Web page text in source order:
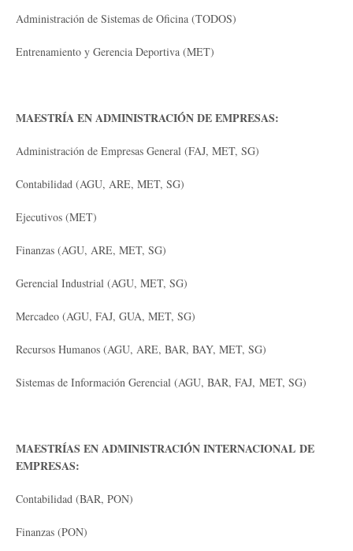
Administración de Sistemas de Oficina (TODOS)
Entrenamiento y Gerencia Deportiva (MET)
MAESTRÍA EN ADMINISTRACIÓN DE EMPRESAS:
Administración de Empresas General (FAJ, MET, SG)
Contabilidad (AGU, ARE, MET, SG)
Ejecutivos (MET)
Finanzas (AGU, ARE, MET, SG)
Gerencial Industrial (AGU, MET, SG)
Mercadeo (AGU, FAJ, GUA, MET, SG)
Recursos Humanos (AGU, ARE, BAR, BAY, MET, SG)
Sistemas de Información Gerencial (AGU, BAR, FAJ, MET, SG)
MAESTRÍAS EN ADMINISTRACIÓN INTERNACIONAL DE
EMPRESAS:
Contabilidad (BAR, PON)
Finanzas (PON)